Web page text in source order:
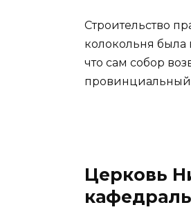
Строительство
колокольня была
что сам собор
провинциальный
Церковь